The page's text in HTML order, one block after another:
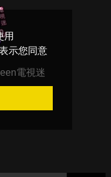
用
示您同意
電視迷